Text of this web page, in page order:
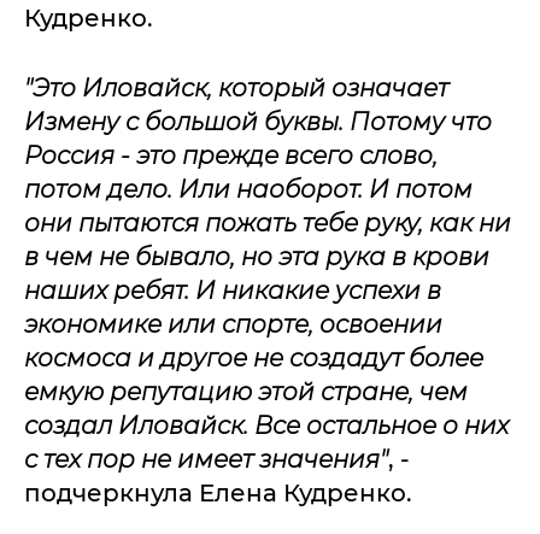
Кудренко.
"Это Иловайск, который означает
Измену с большой буквы. Потому что
Россия - это прежде всего слово,
потом дело. Или наоборот. И потом
они пытаются пожать тебе руку, как ни
в чем не бывало, но эта рука в крови
наших ребят. И никакие успехи в
экономике или спорте, освоении
космоса и другое не создадут более
емкую репутацию этой стране, чем
создал Иловайск. Все остальное о них
с тех пор не имеет значения", -
подчеркнула Елена Кудренко.